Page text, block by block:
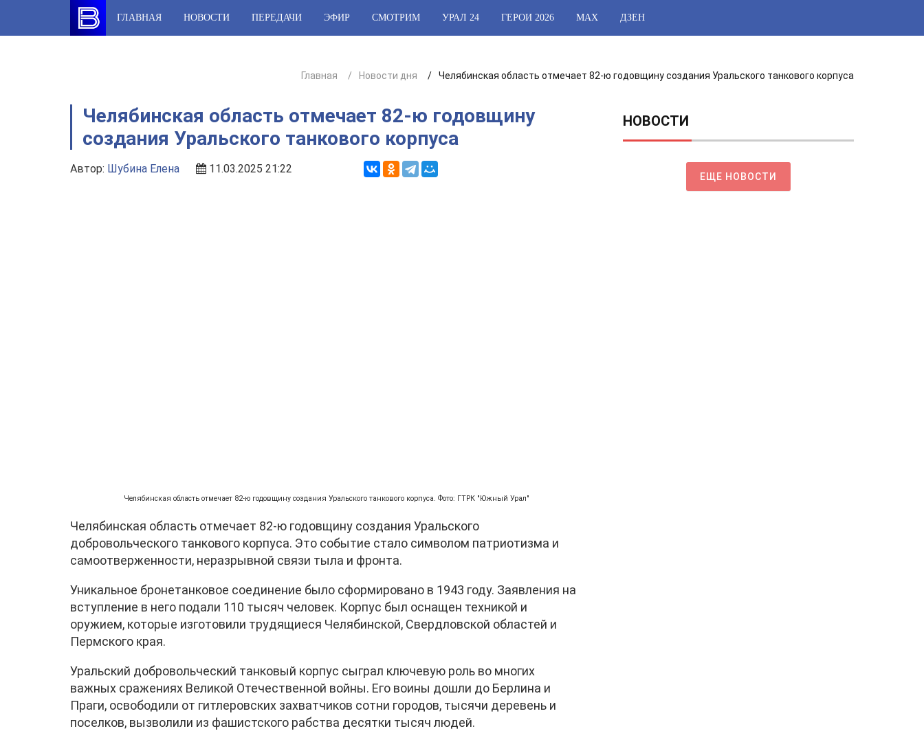
content
ГЛАВНАЯ НОВОСТИ ПЕРЕДАЧИ ЭФИР СМОТРИМ УРАЛ 24 ГЕРОИ 2026 МАХ ДЗЕН
Главная Новости дня Челябинская область отмечает 82‑ю годовщину создания Уральского танкового корпуса
Челябинская область отмечает 82‑ю годовщину
создания Уральского танкового корпуса
Автор: Шубина Елена 11.03.2025 21:22
Челябинская область отмечает 82‑ю годовщину создания Уральского танкового корпуса. Фото: ГТРК "Южный Урал"
Челябинская область отмечает 82‑ю годовщину создания Уральского
добровольческого танкового корпуса. Это событие стало символом патриотизма и
самоотверженности, неразрывной связи тыла и фронта.
Уникальное бронетанковое соединение было сформировано в 1943 году. Заявления на
вступление в него подали 110 тысяч человек. Корпус был оснащен техникой и
оружием, которые изготовили трудящиеся Челябинской, Свердловской областей и
Пермского края.
Уральский добровольческий танковый корпус сыграл ключевую роль во многих
важных сражениях Великой Отечественной войны. Его воины дошли до Берлина и
Праги, освободили от гитлеровских захватчиков сотни городов, тысячи деревень и
поселков, вызволили из фашистского рабства десятки тысяч людей.
НОВОСТИ
ЕЩЕ НОВОСТИ